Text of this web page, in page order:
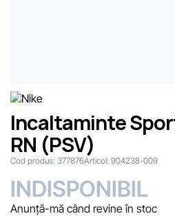
Incaltaminte
RN (PSV)
Cod produs: 377876Articol: 904238-009
INDISPONIBIL
Anunță-mă când revine în stoc